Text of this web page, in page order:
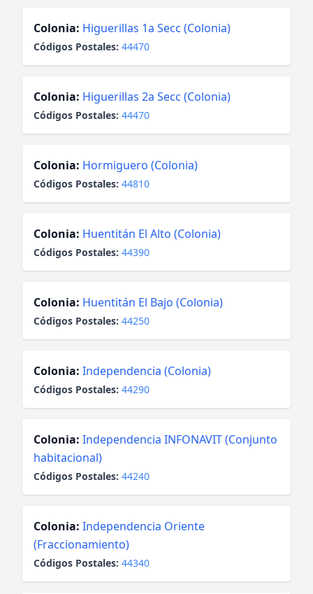
Colonia: Higuerillas 1a Secc (Colonia)
Códigos Postales: 44470
Colonia: Higuerillas 2a Secc (Colonia)
Códigos Postales: 44470
Colonia: Hormiguero (Colonia)
Códigos Postales: 44810
Colonia: Huentitán El Alto (Colonia)
Códigos Postales: 44390
Colonia: Huentitán El Bajo (Colonia)
Códigos Postales: 44250
Colonia: Independencia (Colonia)
Códigos Postales: 44290
Colonia: Independencia INFONAVIT (Conjunto
habitacional)
Códigos Postales: 44240
Colonia: Independencia Oriente
(Fraccionamiento)
Códigos Postales: 44340